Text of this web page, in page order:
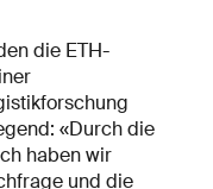
die ETH-
«Durch die
haben wir
und die